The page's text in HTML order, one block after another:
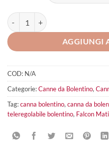
Falcon Matisse Teleregolabile
AGGIUNGI
COD: N/A
Categorie:Canne da Bolentino,
Tag:canna bolentino, canna da
teleregolabile bolentino, Falcon